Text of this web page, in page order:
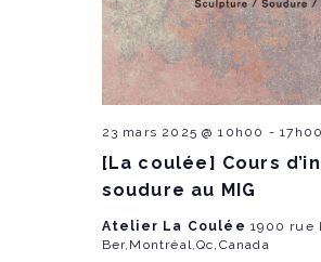
[La coulée] Cours
soudure au MIG
23 mars 2025 @ 10h00 -17h00
Atelier La Coulée1900 rue
Ber,Montréal,Qc,Canada